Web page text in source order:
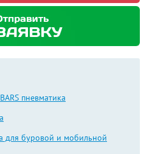
BARS пневматика
для буровой и мобильной